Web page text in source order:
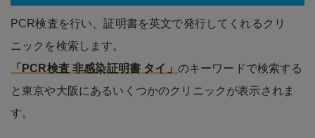
PCR検査を行い、証明書を英文で発行してくれるクリ
ニックを検索します。
「PCR検査 非感染証明書 タイ」 のキーワードで検索する
と東京や大阪にあるいくつかのクリニックが表示されま
す。